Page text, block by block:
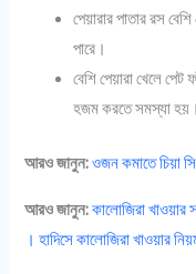
পেয়ারার পাতার রস
পারে।
বেশি পেয়ারা খেলে পেট
হজম করতে সমস্যা হয়।
আরও জানুন: ওজন কমাতে চিয়া
আরও জানুন: কালোজিরা খাওয়ার
। হাদিসে কালোজিরা খাওয়ার